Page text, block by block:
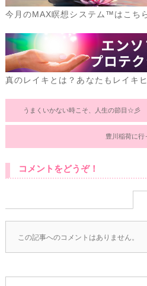
今月のMAX瞑想システム™はこち
真のレイキとは？あなたもレイキ
うまくいかない時こそ、人生の節目☆彡
豊川稲荷に行
コメントをどうぞ！
この記事へのコメントはありません。